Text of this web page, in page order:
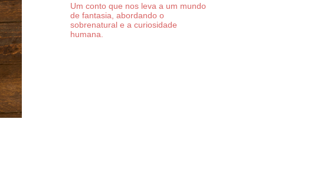
Um conto que nos leva a um mundo
de fantasia, abordando o
sobrenatural e a curiosidade
humana.